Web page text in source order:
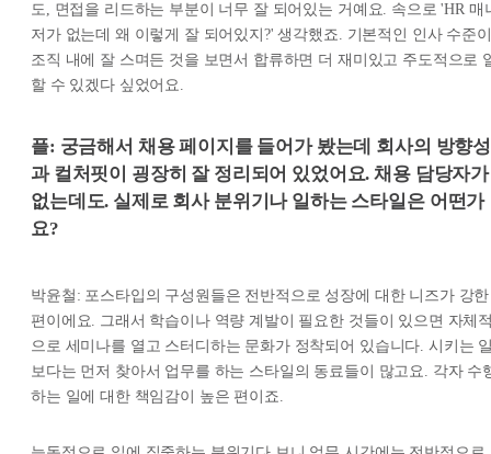
도, 면접을 리드하는 부분이 너무 잘 되어있는 거예요. 속으로 'HR 매
저가 없는데 왜 이렇게 잘 되어있지?' 생각했죠. 기본적인 인사 수준이
조직 내에 잘 스며든 것을 보면서 합류하면 더 재미있고 주도적으로
할 수 있겠다 싶었어요.
플: 궁금해서 채용 페이지를 들어가 봤는데 회사의 방향성
과 컬처핏이 굉장히 잘 정리되어 있었어요. 채용 담당자가
없는데도. 실제로 회사 분위기나 일하는 스타일은 어떤가
요?
박윤철: 포스타입의 구성원들은 전반적으로 성장에 대한 니즈가 강한
편이에요. 그래서 학습이나 역량 계발이 필요한 것들이 있으면 자체
으로 세미나를 열고 스터디하는 문화가 정착되어 있습니다. 시키는
보다는 먼저 찾아서 업무를 하는 스타일의 동료들이 많고요. 각자 수
하는 일에 대한 책임감이 높은 편이죠.